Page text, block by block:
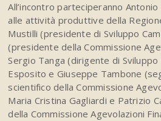
All’incontro parteciperanno
alle attività produttive della
Mustilli (presidente di Sviluppo
(presidente della Commissione
Sergio Tanga (dirigente di Sviluppo
Esposito e Giuseppe Tambone
scientifico della Commissione
Maria Cristina Gagliardi e Patrizio
della Commissione Agevolazioni